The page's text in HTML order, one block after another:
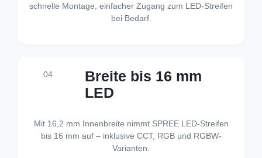
schnelle Montage, einfacher Zugang zum LED-Streifen
bei Bedarf.
04
Breite bis 16 mm
LED
Mit 16,2 mm Innenbreite nimmt SPREE LED-Streifen
bis 16 mm auf – inklusive CCT, RGB und RGBW-
Varianten.